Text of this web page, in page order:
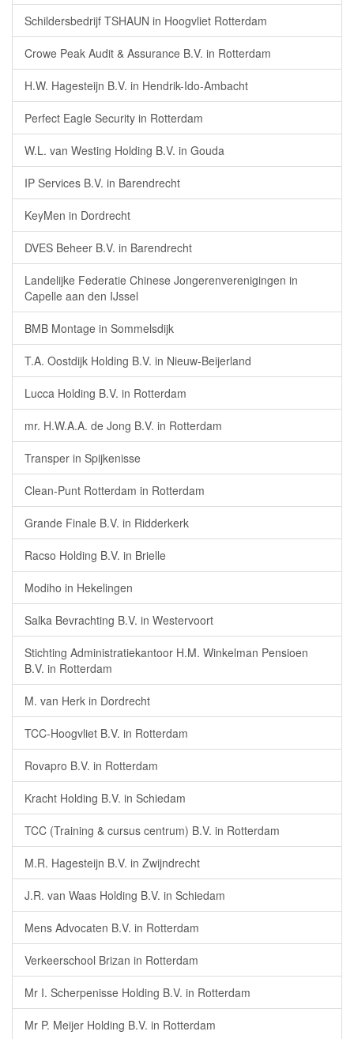
Schildersbedrijf TSHAUN in Hoogvliet Rotterdam
Crowe Peak Audit & Assurance B.V. in Rotterdam
H.W. Hagesteijn B.V. in Hendrik-Ido-Ambacht
Perfect Eagle Security in Rotterdam
W.L. van Westing Holding B.V. in Gouda
IP Services B.V. in Barendrecht
KeyMen in Dordrecht
DVES Beheer B.V. in Barendrecht
Landelijke Federatie Chinese Jongerenverenigingen in
Capelle aan den IJssel
BMB Montage in Sommelsdijk
T.A. Oostdijk Holding B.V. in Nieuw-Beijerland
Lucca Holding B.V. in Rotterdam
mr. H.W.A.A. de Jong B.V. in Rotterdam
Transper in Spijkenisse
Clean-Punt Rotterdam in Rotterdam
Grande Finale B.V. in Ridderkerk
Racso Holding B.V. in Brielle
Modiho in Hekelingen
Salka Bevrachting B.V. in Westervoort
Stichting Administratiekantoor H.M. Winkelman Pensioen
B.V. in Rotterdam
M. van Herk in Dordrecht
TCC-Hoogvliet B.V. in Rotterdam
Rovapro B.V. in Rotterdam
Kracht Holding B.V. in Schiedam
TCC (Training & cursus centrum) B.V. in Rotterdam
M.R. Hagesteijn B.V. in Zwijndrecht
J.R. van Waas Holding B.V. in Schiedam
Mens Advocaten B.V. in Rotterdam
Verkeerschool Brizan in Rotterdam
Mr I. Scherpenisse Holding B.V. in Rotterdam
Mr P. Meijer Holding B.V. in Rotterdam